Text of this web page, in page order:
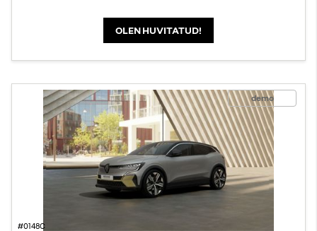
OLEN HUVITATUD!
demo
#0148C